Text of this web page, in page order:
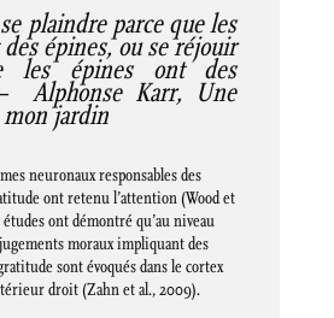
plaindre parce que les
épines, ou se réjouir
les épines ont des
Alphonse Karr, Une
mon jardin
neuronaux responsables des
ont retenu l’attention (Wood et
ont démontré qu’au niveau
moraux impliquant des
sont évoqués dans le cortex
droit (Zahn et al., 2009).